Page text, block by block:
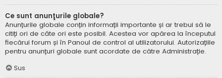
Ce sunt anunţurile globale?
Anunțurile globale conțin informații importante și ar trebui să le
citiți ori de câte ori este posibil. Acestea vor apărea la începutul
fiecărui forum și în Panoul de control al utilizatorului. Autorizațiile
pentru anunțuri globale sunt acordate de către Administrație.
Sus